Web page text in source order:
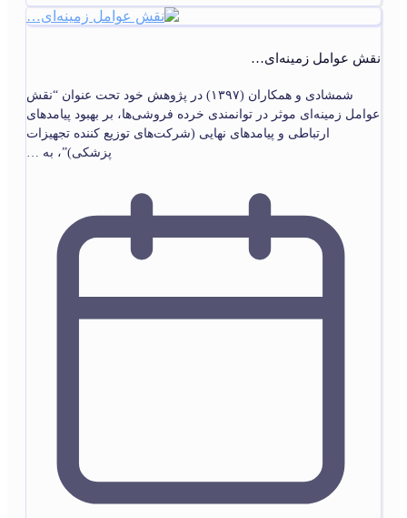
نقش عوامل زمینه‌ای…
شمشادی و همکاران (۱۳۹۷) در پژوهش خود تحت عنوان “نقش
عوامل زمینه‏‌ای موثر در توانمندی خرده فروشی‌‏ها، بر بهبود پیامدهای
ارتباطی و پیامدهای نهایی (شرکت‌‏های توزیع کننده تجهیزات
پزشکی)”، به …